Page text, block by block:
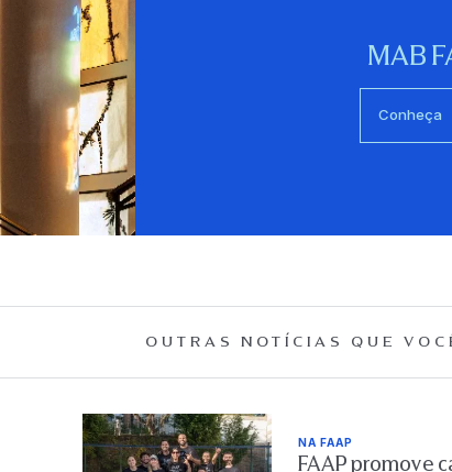
MAB
Conheça
OUTRAS NOTÍCIAS QUE
NA FAAP
FAAP promove